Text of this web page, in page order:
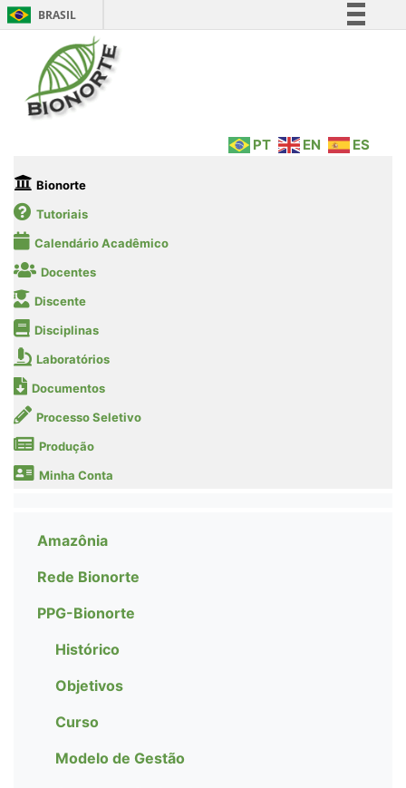
BRASIL
Legislação
PT EN ES
Bionorte
Tutoriais
Calendário Acadêmico
Docentes
Discente
Disciplinas
Laboratórios
Documentos
Processo Seletivo
Produção
Minha Conta
Amazônia
Rede Bionorte
PPG-Bionorte
Histórico
Objetivos
Curso
Modelo de Gestão